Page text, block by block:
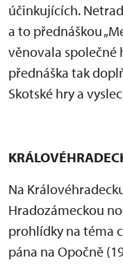
účinkujících.
a to přednáškou
věnovala společné
přednáška tak
Skotské hry a
Na
Hradozámeckou
prohlídky na téma
pána na Opočně